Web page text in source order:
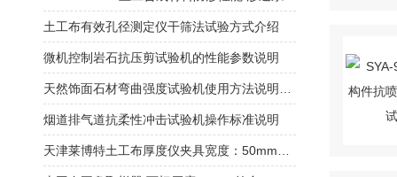
土工布有效孔径测定仪干筛法试验方式介绍
微机控制岩石抗压剪试验机的性能参数说明
烟道排气道抗柔性冲击试验机操作标准说明